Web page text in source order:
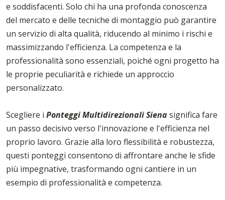
e soddisfacenti. Solo chi ha una profonda conoscenza
del mercato e delle tecniche di montaggio può garantire
un servizio di alta qualità, riducendo al minimo i rischi e
massimizzando l'efficienza. La competenza e la
professionalità sono essenziali, poiché ogni progetto ha
le proprie peculiarità e richiede un approccio
personalizzato.
Scegliere i Ponteggi Multidirezionali Sienasignifica fare
un passo decisivo verso l'innovazione e l'efficienza nel
proprio lavoro. Grazie alla loro flessibilità e robustezza,
questi ponteggi consentono di affrontare anche le sfide
più impegnative, trasformando ogni cantiere in un
esempio di professionalità e competenza.